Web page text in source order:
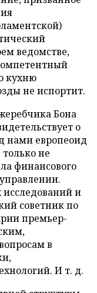
ведомстве,
кухню
не испортит.
Бона
о
нами европеоид
не
финансового
и
советник по
премьер-
в
И т. д.